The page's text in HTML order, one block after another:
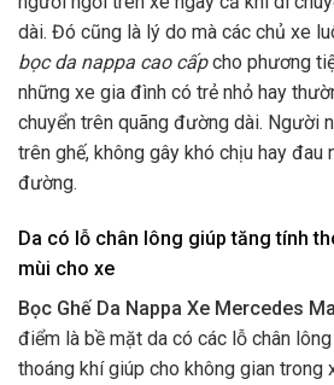
dài. Đó cũng là lý do mà các chủ xe
bọc da nappa cao cấpcho phương
những xe gia đình có trẻ nhỏ hay
chuyển trên quãng đường dài. Người
trên ghế, không gây khó chịu hay đau
đường.
Da có lỗ chân lông giúp tăng tính
mùi cho xe
Bọc Ghế Da Nappa Xe Mercedes
điểm là bề mặt da có các lỗ chân
thoáng khí giúp cho không gian trong